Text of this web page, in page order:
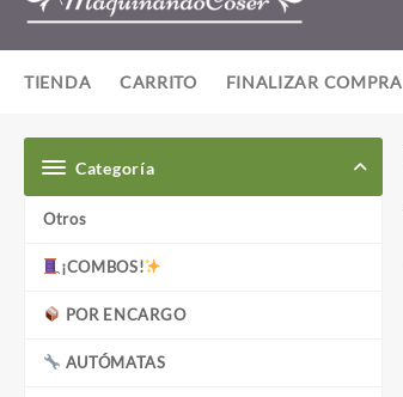
TIENDA CARRITO FINALIZAR COMPRA
Categoría
Otros
¡COMBOS!
POR ENCARGO
AUTÓMATAS